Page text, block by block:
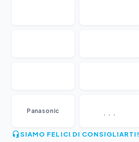
Panasonic ...
SIAMO FELICI DI CONSIGLIARTI!